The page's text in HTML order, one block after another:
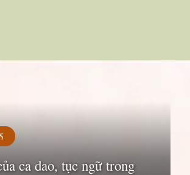
ca dao, tục ngữ trong